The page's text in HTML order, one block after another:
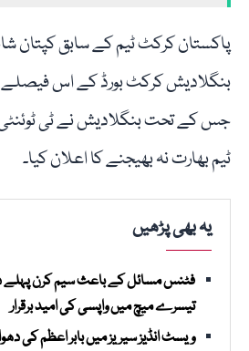
پاکستان کرکٹ ٹیم کے سابق کپتان
بنگلادیش کرکٹ بورڈ کے اس
جس کے تحت بنگلادیش نے ٹی
ٹیم بھارت نہ بھیجنے کا اعلان کیا۔
یہ بھی پڑھیں
فٹنس مسائل کے باعث سیم کرن پہلے
تیسرے میچ میں واپسی کی امید برقرار
ویسٹ انڈیز سیریز میں بابر اعظم کی